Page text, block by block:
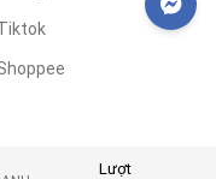
Lượt